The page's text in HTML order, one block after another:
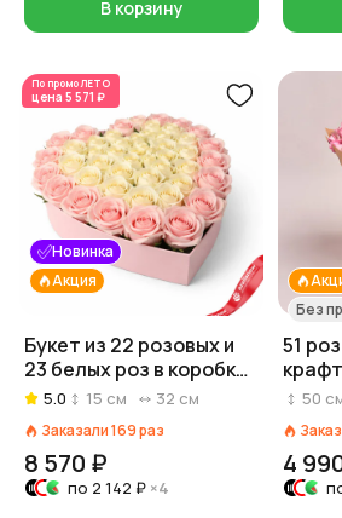
В корзину
По промоЛЕТО
цена 5 571 ₽
Акция
Новинка
Букет из 22 розовых и
23 белых роз в коробке
в форме сердца
5.0 15 см 32 см
Заказали169раз
8 570 ₽
по 2 142 ₽ ×4
Без
51
50
4